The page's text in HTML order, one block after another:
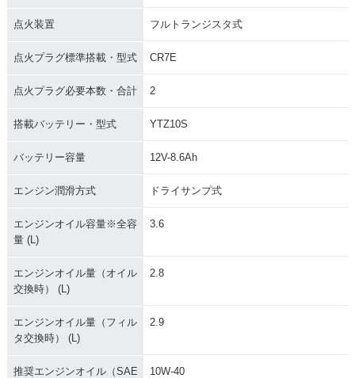
点火装置 フルトランジスタ式
点火プラグ標準搭載・型式 CR7E
点火プラグ必要本数・合計 2
搭載バッテリー・型式 YTZ10S
バッテリー容量 12V-8.6Ah
エンジン潤滑方式 ドライサンプ式
エンジンオイル容量※全容
量 (L)
3.6
エンジンオイル量（オイル
交換時） (L)
2.8
エンジンオイル量（フィル
タ交換時） (L)
2.9
推奨エンジンオイル（SAE
10W-40